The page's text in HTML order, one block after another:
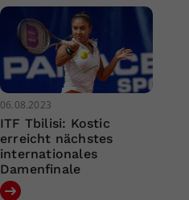
06.08.2023
ITF Tbilisi: Kostic
erreicht nächstes
internationales
Damenfinale